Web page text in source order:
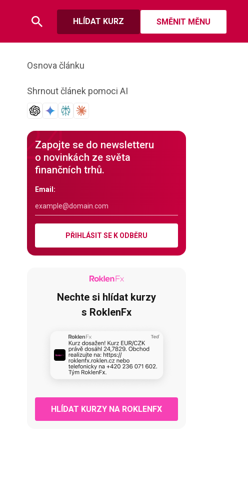
HLÍDAT KURZ SMĚNIT MĚNU
Osnova článku
Shrnout článek pomoci AI
Zapojte se do newsletteru
o novinkách ze světa
finančních trhů.
Email:
PŘIHLÁSIT SE K ODBĚRU
Nechte si hlídat kurzy
s RoklenFx
HLÍDAT KURZY NA ROKLENFX